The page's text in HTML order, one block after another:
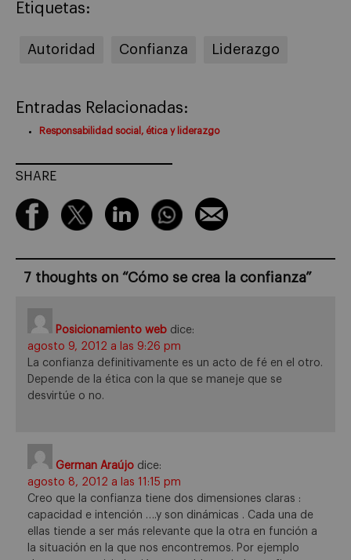
Etiquetas:
Autoridad Confianza Liderazgo
Entradas Relacionadas:
Responsabilidad social, ética y liderazgo
SHARE
7 thoughts on “Cómo se crea la confianza”
Posicionamiento web dice:
agosto 9, 2012 a las 9:26 pm
La confianza definitivamente es un acto de fé en el otro.
Depende de la ética con la que se maneje que se
desvirtúe o no.
German Araújo dice:
agosto 8, 2012 a las 11:15 pm
Creo que la confianza tiene dos dimensiones claras :
capacidad e intención ….y son dinámicas . Cada una de
ellas tiende a ser más relevante que la otra en función a
la situación en la que nos encontremos. Por ejemplo